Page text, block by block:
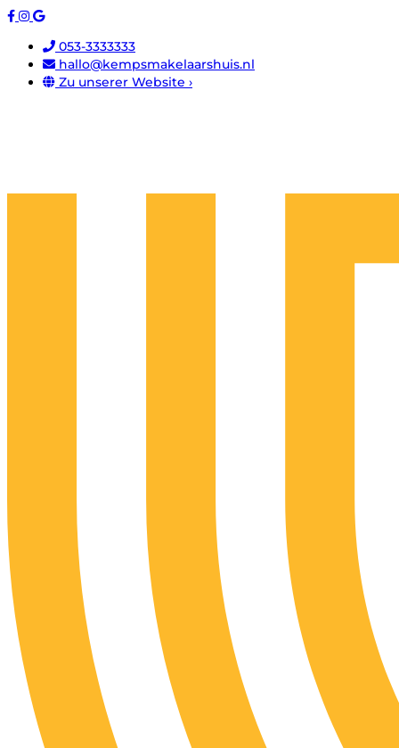
053-3333333
hallo@kempsmakelaarshuis.nl
Zu unserer Website ›